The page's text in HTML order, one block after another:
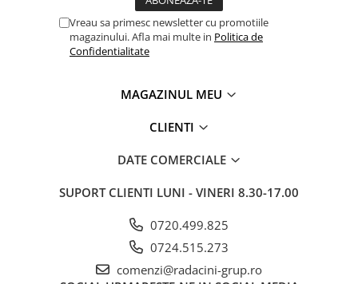
Vreau sa primesc newsletter cu promotiile
magazinului. Afla mai multe in Politica de
Confidentialitate
MAGAZINUL MEU
CLIENTI
DATE COMERCIALE
SUPORT CLIENTI LUNI - VINERI 8.30-17.00
0720.499.825
0724.515.273
comenzi@radacini-grup.ro